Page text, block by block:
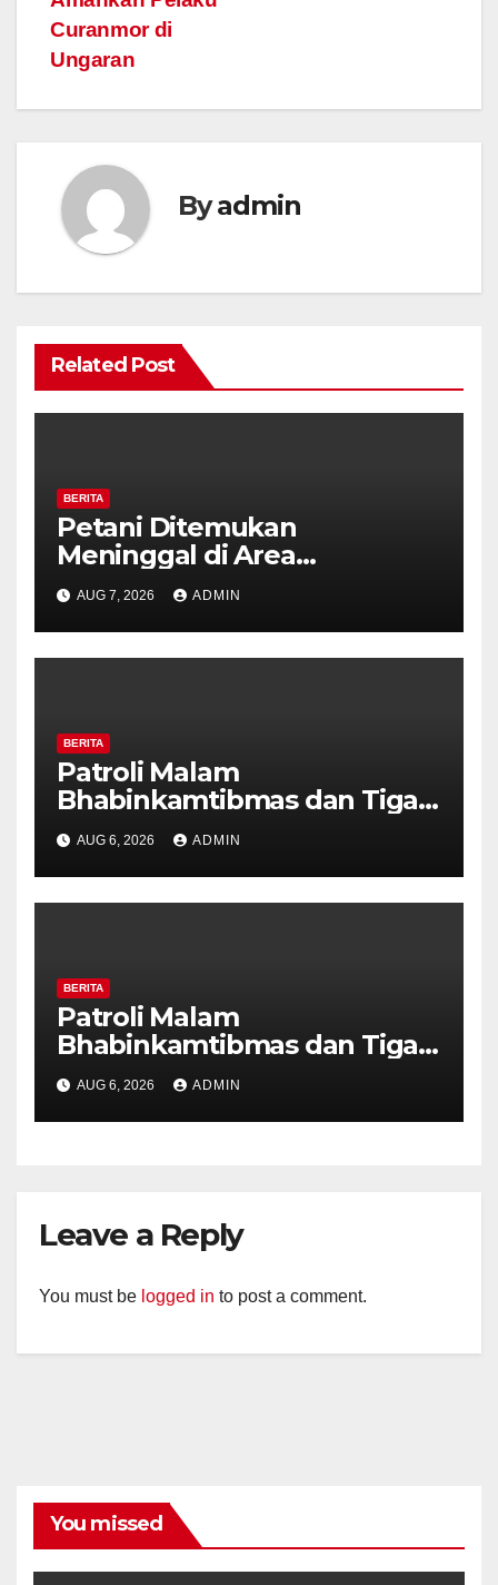
Curanmor di
Ungaran
Byadmin
Related Post
BERITA
Petani Ditemukan
Meninggal di Area
Persawahan Kalibeji, Polisi
Pastikan Tidak Ada Tanda
Kekerasan
AUG 7, 2026 ADMIN
BERITA
Patroli Malam
Bhabinkamtibmas dan Tiga
Pilar Kelurahan Ungaran
Perkuat Kamtibmas, Warga
Diajak Aktifkan Ronda
AUG 6, 2026 ADMIN
BERITA
Patroli Malam
Bhabinkamtibmas dan Tiga
Pilar Kelurahan Ungaran
Perkuat Kamtibmas, Warga
Diajak Aktifkan Ronda
AUG 6, 2026 ADMIN
Leave a Reply
You must be logged in to post a comment.
You missed